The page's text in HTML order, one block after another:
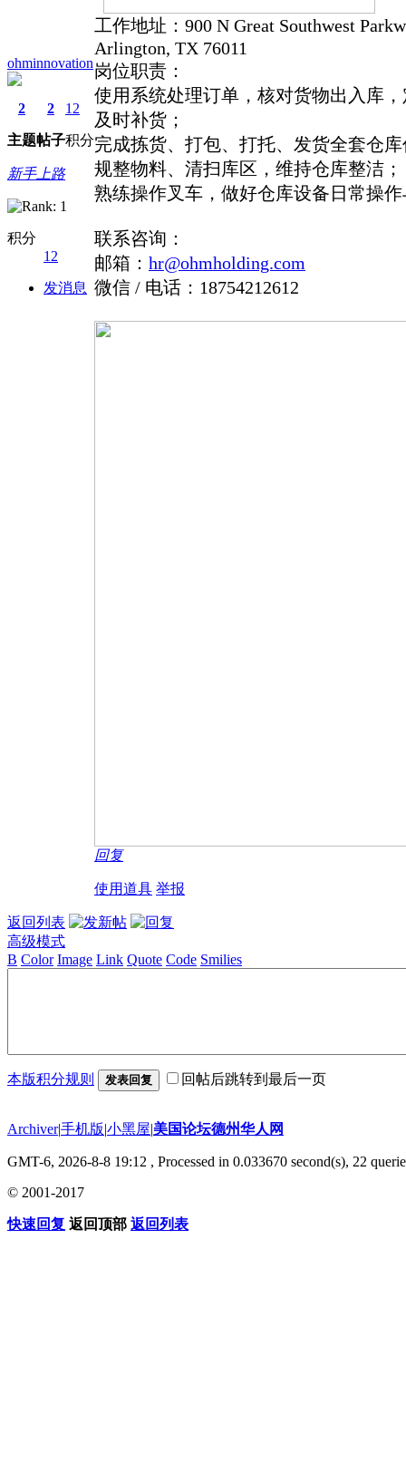
ohminnovation
2
主题
2
帖子
12
积分
新手上路
积分
12
发消息
工作地址：900 N Great Southwest
Arlington, TX 76011
岗位职责：
使用系统处理订单，核对货物出入库
及时补货；
完成拣货、打包、打托、发货全套仓
规整物料、清扫库区，维持仓库整洁；
熟练操作叉车，做好仓库设备日常操
联系咨询：
邮箱： hr@ohmholding.com
微信 / 电话：18754212612
回复
使用道具 举报
返回列表
高级模式
B Color Image Link Quote Code Smilies
本版积分规则 发表回复 回帖后跳转到最后一页
Archiver|手机版|小黑屋|美国论坛德州华人网
GMT-6, 2026-8-8 19:12 , Processed in 0.033670 second(s), 22
© 2001-2017
快速回复 返回顶部 返回列表